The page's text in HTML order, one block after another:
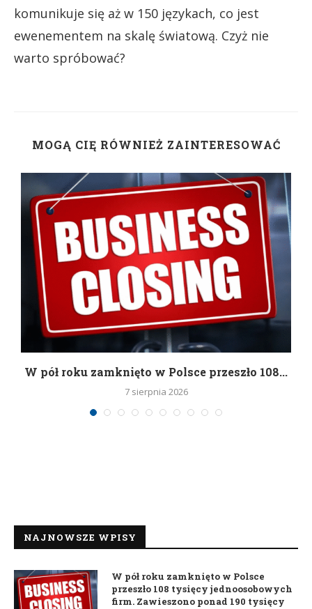
komunikuje się aż w 150 językach, co jest
ewenementem na skalę światową. Czyż nie
warto spróbować?
MOGĄ CIĘ RÓWNIEŻ ZAINTERESOWAĆ
W pół roku zamknięto w Polsce przeszło 108...
7 sierpnia 2026
NAJNOWSZE WPISY
W pół roku zamknięto w Polsce
przeszło 108 tysięcy jednoosobowych
firm. Zawieszono ponad 190 tysięcy